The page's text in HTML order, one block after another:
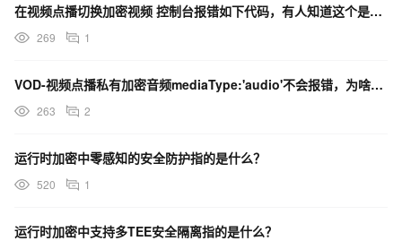
在视频点播切换加密视频 控制台报错如下代码，有人知道这个是怎么回事吗？
269 1
VOD-视频点播私有加密音频mediaType:'audio'不会报错，为啥呢？
263 2
运行时加密中零感知的安全防护指的是什么？
520 1
运行时加密中支持多TEE安全隔离指的是什么？